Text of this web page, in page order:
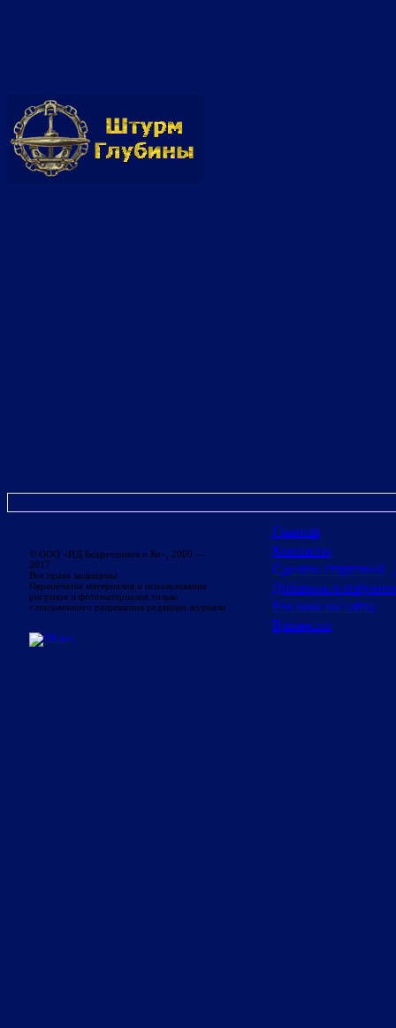
© ООО «ИД Бедретдинов и Ко», 2000 —
2017
Все права защищены.
Перепечатка материалов и использование
рисунков и фотоматериалов только
с письменного разрешения редакции журнала.
Главная
Контакты
Сделать стартовой
Добавить в
Реклама на сайте
Вакансии